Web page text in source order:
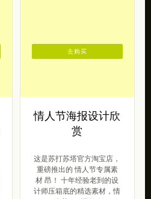
情人节海报设计欣
赏
这是苏打苏塔官方淘宝店，
重磅推出的 情人节专属素
材 昂！ 十年经验老到的设
计师压箱底的精选素材，情
去购买